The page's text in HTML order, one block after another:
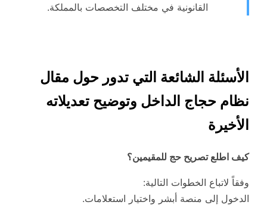
القانونية في مختلف التخصصات بالمملكة.
الأسئلة الشائعة التي تدور حول مقال
نظام حجاج الداخل وتوضيح تعديلاته
الأخيرة
كيف اطلع تصريح حج للمقيمين؟
وفقاً لاتباع الخطوات التالية:
الدخول إلى منصة أبشر واختيار استعلامات.